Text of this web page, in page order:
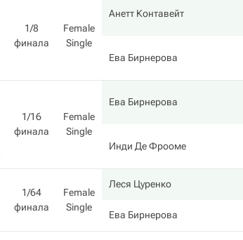
1/8
финала
Female
Single
Анетт Контавейт
Ева Бирнерова
1/16
финала
Female
Single
Ева Бирнерова
Инди Де Фрооме
1/64
финала
Female
Single
Леся Цуренко
Ева Бирнерова